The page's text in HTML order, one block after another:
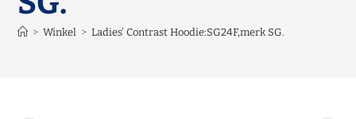
> Winkel > Ladies’ Contrast Hoodie:SG24F,merk SG.